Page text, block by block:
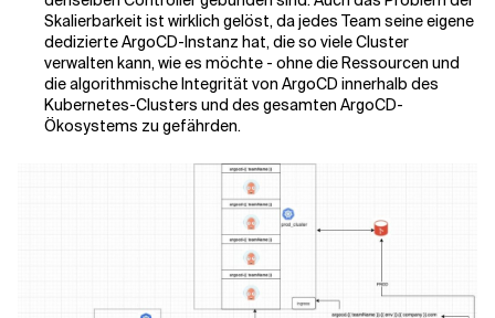
Skalierbarkeit ist wirklich gelöst, da jedes Team seine eigene
dedizierte ArgoCD-Instanz hat, die so viele Cluster
verwalten kann, wie es möchte - ohne die Ressourcen und
die algorithmische Integrität von ArgoCD innerhalb des
Kubernetes-Clusters und des gesamten ArgoCD-
Ökosystems zu gefährden.